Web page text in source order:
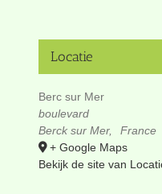
Locatie
Berc sur Mer
boulevard
Berck sur Mer,
France
+ Google Maps
Bekijk de site van